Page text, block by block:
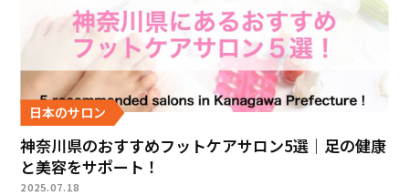
日本のサロン
神奈川県のおすすめフットケアサロン5選｜足の健康
と美容をサポート！
2025.07.18